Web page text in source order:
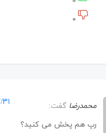
۰
محمدرضا گفت:
رپ هم پخش می کنید؟